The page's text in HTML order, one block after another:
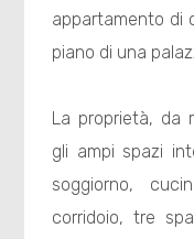
appartamento di
piano di una
La proprietà, da
gli ampi spazi
soggiorno,
corridoio, tre